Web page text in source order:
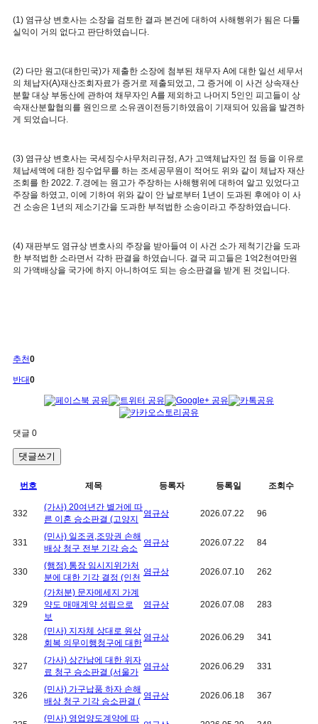
(1) 염규상 변호사는 소장을 검토한 결과 본건에 대하여 사해행위가 됨은 다툴
실익이 거의 없다고 판단하였습니다.
(2) 다만 원고(대한민국)가 제출한 소장에 첨부된 채무자 A에 대한 일선 세무서
의 체납자(A)재산조회자료가 증거로 제출되었고, 그 증거에 이 사건 상속재산
분할 대상 부동산에 관하여 채무자인 A를 제외하고 나머지 5인인 피고들이 상
속재산분할협의를 원인으로 소유권이전등기하였음이 기재되어 있음을 발견하
게 되었습니다.
(3) 염규상 변호사는 국세징수사무처리규정, A가 고액체납자인 점 등을 이유로
체납세액에 대한 징수업무를 하는 조세공무원이 적어도 위와 같이 체납자 재산
조회를 한 2022. 7.경에는 원고가 주장하는 사해행위에 대하여 알고 있었다고
주장을 하였고, 이에 기하여 위와 같이 안 날로부터 1년이 도과된 후에야 이 사
건 소송은 1년의 제소기간을 도과한 부적법한 소송이라고 주장하였습니다.
(4) 재판부도 염규상 변호사의 주장을 받아들여 이 사건 소가 제척기간을 도과
한 부적법한 소라면서 각하 판결을 하였습니다. 결국 피고들은 1억2천여만원
의 가액배상을 국가에 하지 아니하여도 되는 승소판결을 받게 된 것입니다.
추천0
반대0
댓글 0
댓글쓰기
번호 제목 등록자 등록일 조회수
332
(가사) 20여년간 별거에 따
른 이혼 승소판결 (고양지
염규상 2026.07.22 96
331
(민사) 일조권,조망권 손해
배상 청구 전부 기각 승소
염규상 2026.07.22 84
330
(행정) 통장 임시지위가처
분에 대한 기각 결정 (인천
염규상 2026.07.10 262
329
(가처분) 문자메세지 가계
약도 매매계약 성립으로
보
염규상 2026.07.08 283
328
(민사) 지자체 상대로 원상
회복 의무이행청구에 대한
염규상 2026.06.29 341
327
(가사) 상간남에 대한 위자
료 청구 승소판결 (서울가
염규상 2026.06.29 331
326
(민사) 가구납품 하자 손해
배상 청구 기각 승소판결 (
염규상 2026.06.18 367
(민사) 영업양도계약에 따